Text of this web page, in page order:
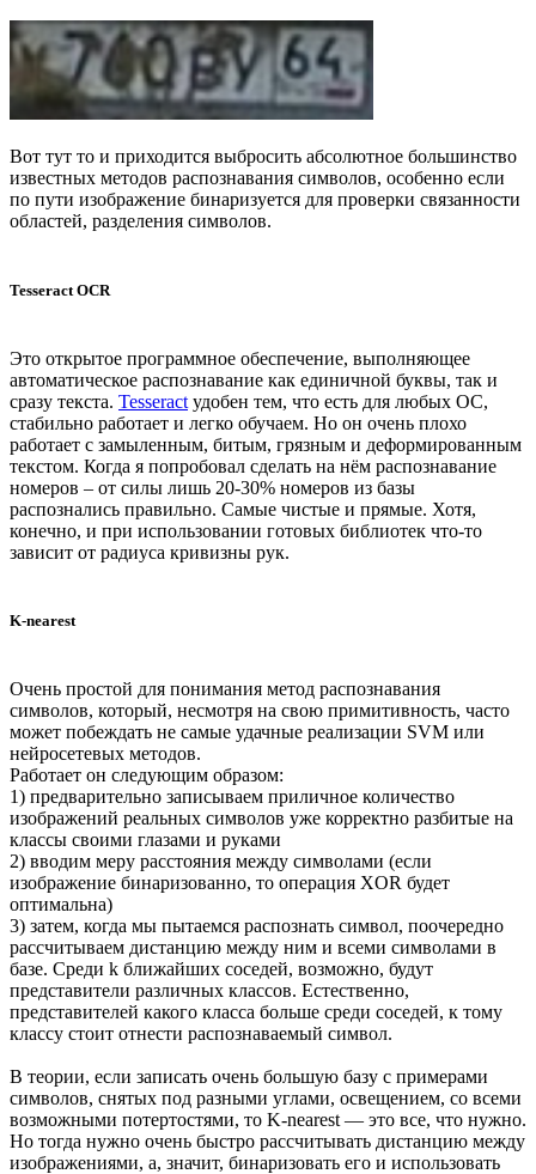
Вот тут то и приходится выбросить абсолютное большинство
известных методов распознавания символов, особенно если
по пути изображение бинаризуется для проверки связанности
областей, разделения символов.
Tesseract OCR
Это открытое программное обеспечение, выполняющее
автоматическое распознавание как единичной буквы, так и
сразу текста. Tesseract удобен тем, что есть для любых ОС,
стабильно работает и легко обучаем. Но он очень плохо
работает с замыленным, битым, грязным и деформированным
текстом. Когда я попробовал сделать на нём распознавание
номеров – от силы лишь 20-30% номеров из базы
распознались правильно. Самые чистые и прямые. Хотя,
конечно, и при использовании готовых библиотек что-то
зависит от радиуса кривизны рук.
K-nearest
Очень простой для понимания метод распознавания
символов, который, несмотря на свою примитивность, часто
может побеждать не самые удачные реализации SVM или
нейросетевых методов.
Работает он следующим образом:
1) предварительно записываем приличное количество
изображений реальных символов уже корректно разбитые на
классы своими глазами и руками
2) вводим меру расстояния между символами (если
изображение бинаризованно, то операция XOR будет
оптимальна)
3) затем, когда мы пытаемся распознать символ, поочередно
рассчитываем дистанцию между ним и всеми символами в
базе. Среди k ближайших соседей, возможно, будут
представители различных классов. Естественно,
представителей какого класса больше среди соседей, к тому
классу стоит отнести распознаваемый символ.
В теории, если записать очень большую базу с примерами
символов, снятых под разными углами, освещением, со всеми
возможными потертостями, то K-nearest — это все, что нужно.
Но тогда нужно очень быстро рассчитывать дистанцию между
изображениями, а, значит, бинаризовать его и использовать